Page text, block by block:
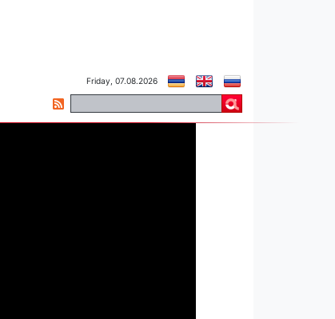
Friday, 07.08.2026